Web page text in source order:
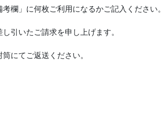
欄」に何枚ご利用になるかご記入ください。
引いたご請求を申し上げます。
にてご返送ください。